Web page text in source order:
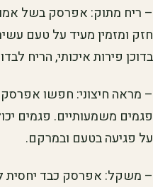
– ריח מתוק: אפרסק בשל
חזק ומזמין מעיד על טעם
בדוכן פירות איכותי, הריח
– מראה חיצוני: חפשו
פגמים משמעותיים. פגמים
על פגיעה בטעם ובמרקם.
– משקל: אפרסק כבד יחסית